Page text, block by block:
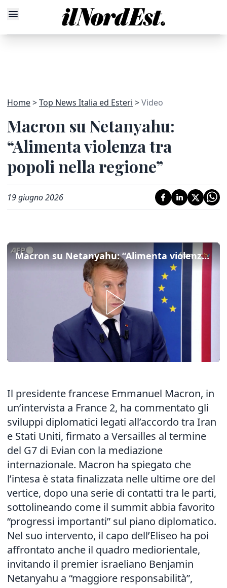
Home Top News Italia ed Esteri Video
Macron su Netanyahu:
“Alimenta violenza tra
popoli nella regione”
19 giugno 2026
Macron su Netanyahu: “Alimenta violenza tra popoli nella regione”
Il presidente francese Emmanuel Macron, in
un’intervista a France 2, ha commentato gli
sviluppi diplomatici legati all’accordo tra Iran
e Stati Uniti, firmato a Versailles al termine
del G7 di Evian con la mediazione
internazionale. Macron ha spiegato che
l’intesa è stata finalizzata nelle ultime ore del
vertice, dopo una serie di contatti tra le parti,
sottolineando come il summit abbia favorito
“progressi importanti” sul piano diplomatico.
Nel suo intervento, il capo dell’Eliseo ha poi
affrontato anche il quadro mediorientale,
invitando il premier israeliano Benjamin
Netanyahu a “maggiore responsabilità”,